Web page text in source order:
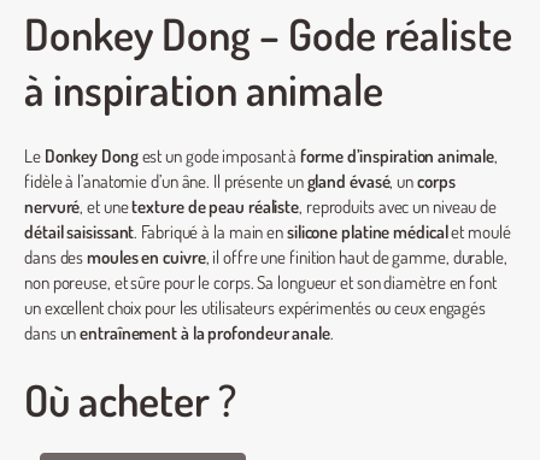
Donkey Dong – Gode réaliste
à inspiration animale
Le Donkey Dongest un gode imposant àforme d’inspiration animale,
fidèle à l’anatomie d’un âne. Il présente ungland évasé, uncorps
nervuré, et unetexture de peau réaliste, reproduits avec un niveau de
détail saisissant. Fabriqué à la main ensilicone platine médicalet moulé
dans desmoules en cuivre, il offre une finition haut de gamme, durable,
non poreuse, et sûre pour le corps. Sa longueur et son diamètre en font
un excellent choix pour les utilisateurs expérimentés ou ceux engagés
dans unentraînement à la profondeur anale.
Où acheter ?